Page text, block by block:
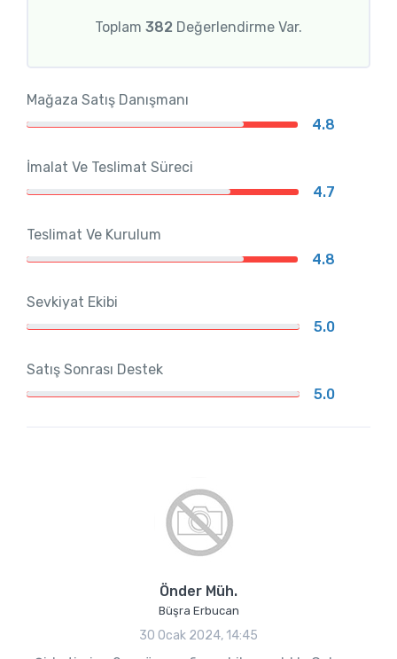
Toplam 382 Değerlendirme Var.
Mağaza Satış Danışmanı
4.8
İmalat Ve Teslimat Süreci
4.7
Teslimat Ve Kurulum
4.8
Sevkiyat Ekibi
5.0
Satış Sonrası Destek
5.0
Önder Müh.
Büşra Erbucan
30 Ocak 2024, 14:45